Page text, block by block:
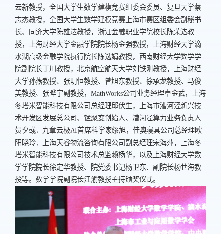
云新教授，全国大学生数学建模竞赛组委会委员、复旦大学蔡
志杰教授，全国大学生数学建模竞赛上海市赛区组委会副秘书
长、同济大学陈雄达教授，浙江金融职业学院校长陈荣达教
授，上海财经大学金融学院院长杨金强教授，上海财经大学滴
水湖高级金融学院执行院长陈选娟教授，西南财经大学数学学
院副院长丁川教授，北京航空航天大学刘铁刚教授，上海财经
大学孙燕教授、张明恒教授、曾旭东教授、徐承龙教授、马俊
美教授、张晔宇副教授， MathWorks公司业务经理卓金武，上海
冬塔米智能科技有限公司总经理邱伏生，上海市漕河泾新兴技
术开发区发展总公司、锰聚变创始人、漕河泾算力业务负责人
贺夕彧，九章云极AI首席科学家缪旭，佳奥寝具公司总经理欧
阳晓玲，上海天睿物流咨询有限公司副总经理宋海萍，上海冬
塔米智能科技有限公司技术总监赖杨华，以及上海财经大学数
学学院院长徐定华教授、院党委书记杨卫东、副院长杨世海教
授等。数学学院副院长江渝教授主持颁奖仪式。